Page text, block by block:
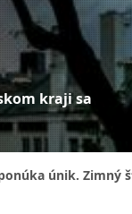
kraji sa
únik. Zimný